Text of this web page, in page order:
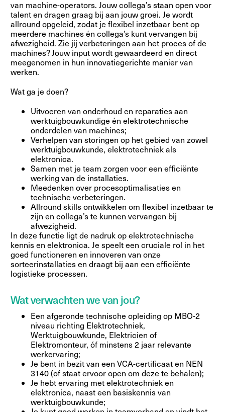
van machine-operators. Jouw collega’s staan open voor
talent en dragen graag bij aan jouw groei. Je wordt
allround opgeleid, zodat je flexibel inzetbaar bent op
meerdere machines én collega’s kunt vervangen bij
afwezigheid. Zie jij verbeteringen aan het proces of de
machines? Jouw input wordt gewaardeerd en direct
meegenomen in hun innovatiegerichte manier van
werken.
Wat ga je doen?
Uitvoeren van onderhoud en reparaties aan
werktuigbouwkundige én elektrotechnische
onderdelen van machines;
Verhelpen van storingen op het gebied van zowel
werktuigbouwkunde, elektrotechniek als
elektronica.
Samen met je team zorgen voor een efficiënte
werking van de installaties.
Meedenken over procesoptimalisaties en
technische verbeteringen.
Allround skills ontwikkelen om flexibel inzetbaar te
zijn en collega’s te kunnen vervangen bij
afwezigheid.
In deze functie ligt de nadruk op elektrotechnische
kennis en elektronica. Je speelt een cruciale rol in het
goed functioneren en innoveren van onze
sorteerinstallaties en draagt bij aan een efficiënte
logistieke processen.
Wat verwachten we van jou?
Een afgeronde technische opleiding op MBO-2
niveau richting Elektrotechniek,
Werktuigbouwkunde, Elektricien of
Elektromonteur, óf minstens 2 jaar relevante
werkervaring;
Je bent in bezit van een VCA-certificaat en NEN
3140 (of staat ervoor open om deze te behalen);
Je hebt ervaring met elektrotechniek en
elektronica, naast een basiskennis van
werktuigbouwkunde;